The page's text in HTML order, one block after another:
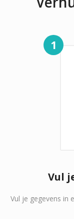
1
Vul
Vul je gegevens in